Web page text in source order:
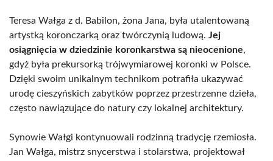
Teresa Wałga z d. Babilon, żona Jana, była utalentowaną
artystką koronczarką oraz twórczynią ludową. Jej
osiągnięcia w dziedzinie koronkarstwa są nieocenione,
gdyż była prekursorką trójwymiarowej koronki w Polsce.
Dzięki swoim unikalnym technikom potrafiła ukazywać
urodę cieszyńskich zabytków poprzez przestrzenne dzieła,
często nawiązujące do natury czy lokalnej architektury.
Synowie Wałgi kontynuowali rodzinną tradycję rzemiosła.
Jan Wałga, mistrz snycerstwa i stolarstwa, projektował